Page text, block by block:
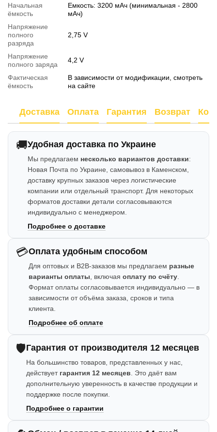
Начальная
ёмкость
Емкость: 3200 мАч (минимальная - 2800
мАч)
Напряжение
полного
разряда
2,75 V
Напряжение
полного заряда
4,2 V
Фактическая
ёмкость
В зависимости от модификации, смотреть
на сайте
Доставка Оплата Гарантия Возврат
🚚Удобная доставка по Украине
Мы предлагаем несколько вариантов доставки:
Новая Почта по Украине, самовывоз в Каменском,
доставку крупных заказов через логистические
компании или отдельный транспорт. Для некоторых
форматов доставки детали согласовываются
индивидуально с менеджером.
Подробнее о доставке
💳Оплата удобным способом
Для оптовых и B2B-заказов мы предлагаем разные
варианты оплаты, включая оплату по счёту.
Формат оплаты согласовывается индивидуально — в
зависимости от объёма заказа, сроков и типа
клиента.
Подробнее об оплате
🛡️Гарантия от производителя 12 месяцев
На большинство товаров, представленных у нас,
действует гарантия 12 месяцев. Это даёт вам
дополнительную уверенность в качестве продукции и
поддержке после покупки.
Подробнее о гарантии